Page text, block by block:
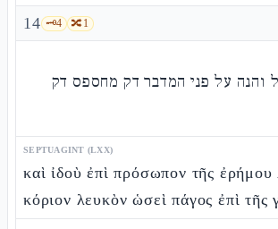
14 🗝️4 🔀1
והנה על פני המדבר דק מחספס דק
SEPTUAGINT (LXX)
καὶ ἰδοὺ ἐπὶ πρόσωπον τῆς ἐρήμου
κόριον λευκὸν ὡσεὶ πάγος ἐπὶ τῆς